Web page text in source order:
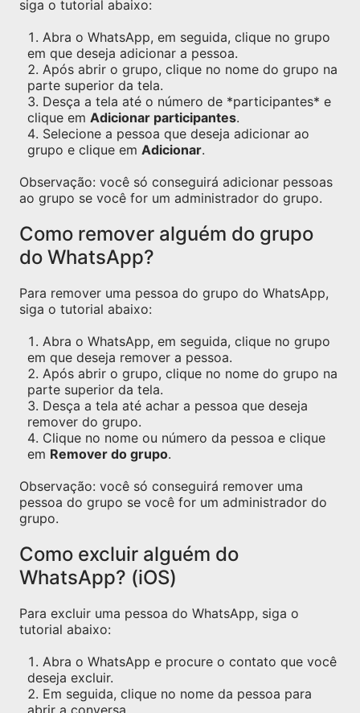
siga o tutorial abaixo:
Abra o WhatsApp, em seguida, clique no grupo
em que deseja adicionar a pessoa.
Após abrir o grupo, clique no nome do grupo na
parte superior da tela.
Desça a tela até o número de *participantes* e
clique em Adicionar participantes.
Selecione a pessoa que deseja adicionar ao
grupo e clique em Adicionar.
Observação: você só conseguirá adicionar pessoas
ao grupo se você for um administrador do grupo.
Como remover alguém do grupo
do WhatsApp?
Para remover uma pessoa do grupo do WhatsApp,
siga o tutorial abaixo:
Abra o WhatsApp, em seguida, clique no grupo
em que deseja remover a pessoa.
Após abrir o grupo, clique no nome do grupo na
parte superior da tela.
Desça a tela até achar a pessoa que deseja
remover do grupo.
Clique no nome ou número da pessoa e clique
em Remover do grupo.
Observação: você só conseguirá remover uma
pessoa do grupo se você for um administrador do
grupo.
Como excluir alguém do
WhatsApp? (iOS)
Para excluir uma pessoa do WhatsApp, siga o
tutorial abaixo:
Abra o WhatsApp e procure o contato que você
deseja excluir.
Em seguida, clique no nome da pessoa para
abrir a conversa.